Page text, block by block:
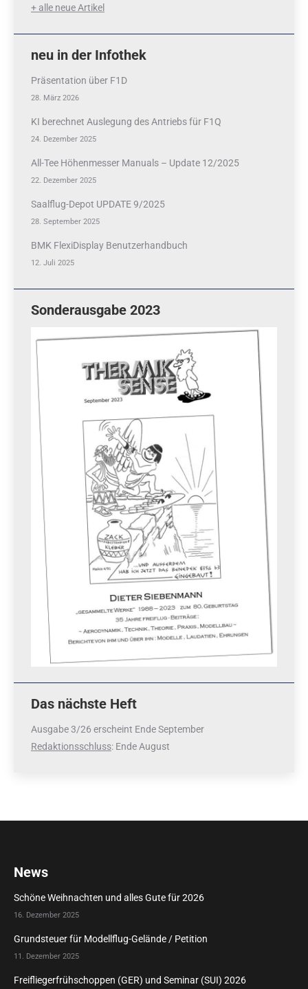
+ alle neue Artikel
neu in der Infothek
Präsentation über F1D
28. März 2026
KI berechnet Auslegung des Antriebs für F1Q
24. Dezember 2025
All-Tee Höhenmesser Manuals – Update 12/2025
22. Dezember 2025
Saalflug-Depot UPDATE 9/2025
28. September 2025
BMK FlexiDisplay Benutzerhandbuch
12. Juli 2025
Sonderausgabe 2023
Das nächste Heft
Ausgabe 3/26 erscheint Ende September
Redaktionsschluss: Ende August
News
Schöne Weihnachten und alles Gute für 2026
16. Dezember 2025
Grundsteuer für Modellflug-Gelände / Petition
11. Dezember 2025
Freifliegerfrühschoppen (GER) und Seminar (SUI) 2026